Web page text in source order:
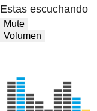
Estas escuchando
Mute
Volumen